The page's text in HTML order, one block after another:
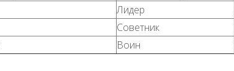
Лидер
Советник
Воин